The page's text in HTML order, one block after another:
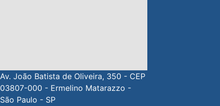
Av. João Batista de Oliveira, 350 - CEP
03807-000 - Ermelino Matarazzo -
São Paulo - SP